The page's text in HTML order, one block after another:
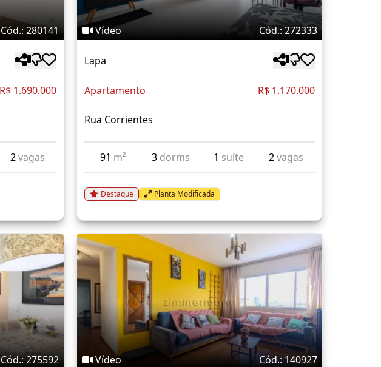
Cód.: 280141
R$ 1.690.000
2vagas
Vídeo Cód.: 272333
Lapa
Apartamento R$ 1.170.000
Rua Corrientes
91 m² 3 dorms 1 suíte 2vagas
Destaque Planta Modificada
Cód.: 275592 Vídeo Cód.: 140927